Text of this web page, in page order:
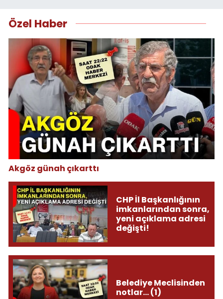
Özel Haber
Akgöz günah çıkarttı
CHP İl Başkanlığının
imkanlarından sonra,
yeni açıklama adresi
değişti!
Belediye Meclisinden
notlar... (1)